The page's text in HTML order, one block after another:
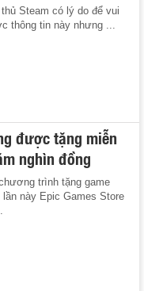
Steam có lý do để vui
thông tin này nhưng ...
được tặng miễn
nghìn đồng
trình tặng game
lần này Epic Games Store